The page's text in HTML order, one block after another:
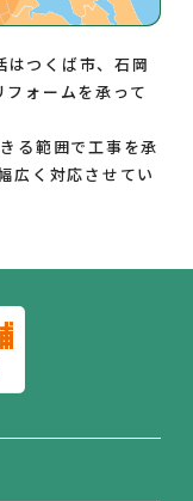
つくば市、石岡
ォームを承って
る範囲で工事を承
広く対応させてい